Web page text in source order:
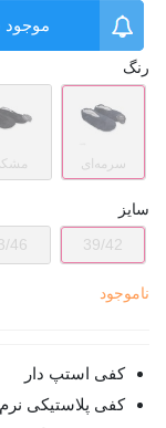
موجود
رنگ
سرمه‌ای
سایز
39/42
46
ناموجود
کفی استپ دار
کفی پلاستیکی نرم